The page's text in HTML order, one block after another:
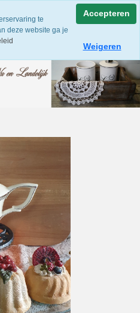
te
deze website ga je
Accepteren
Weigeren